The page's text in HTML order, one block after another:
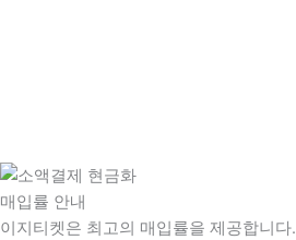
매입률 안내
이지티켓은 최고의 매입률을 제공합니다.